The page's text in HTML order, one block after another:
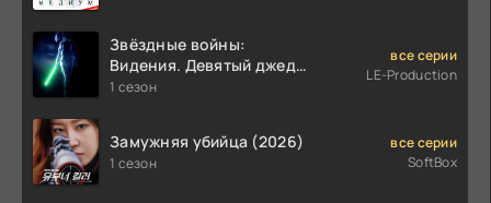
Звёздные войны:
Видения. Девятый джедай
(2026)
1 сезон
все серии
LE-Production
Замужняя убийца (2026)
1 сезон
все серии
SoftBox